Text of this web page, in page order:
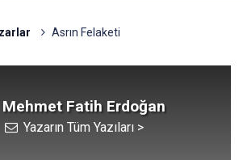
Asrın Felaketi
Mehmet Fatih Erdoğan
Yazarın Tüm Yazıları >